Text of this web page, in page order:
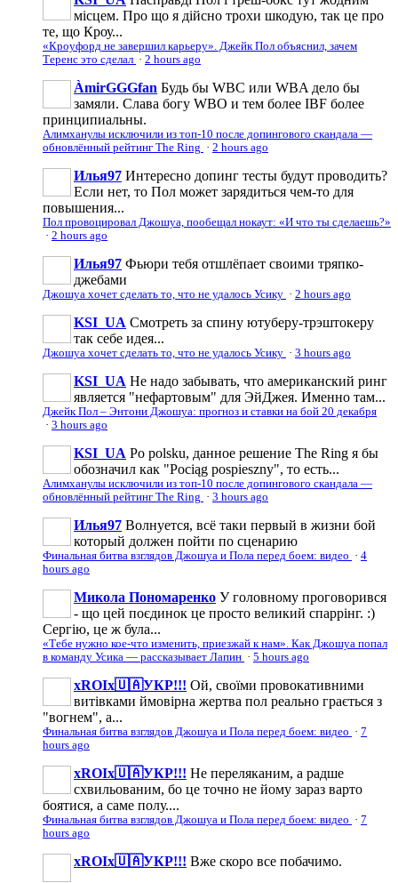
місцем. Про що я дійсно трохи шкодую, так це про
те, що Кроу...
«Кроуфорд не завершил карьеру». Джейк Пол объяснил, зачем
Теренс это сделал · 2 hours ago
ÀmirGGGfan Будь бы WBC или WBA дело бы
замяли. Слава богу WBO и тем более IBF более
принципиальны.
Алимханулы исключили из топ-10 после допингового скандала —
обновлённый рейтинг The Ring · 2 hours ago
Илья97 Интересно допинг тесты будут проводить?
Если нет, то Пол может зарядиться чем-то для
повышения...
Пол провоцировал Джошуа, пообещал нокаут: «И что ты сделаешь?»
· 2 hours ago
Илья97 Фьюри тебя отшлёпает своими тряпко-
джебами
Джошуа хочет сделать то, что не удалось Усику · 2 hours ago
KSI_UA Смотреть за спину ютуберу-трэштокеру
так себе идея...
Джошуа хочет сделать то, что не удалось Усику · 3 hours ago
KSI_UA Не надо забывать, что американский ринг
является "нефартовым" для ЭйДжея. Именно там...
Джейк Пол – Энтони Джошуа: прогноз и ставки на бой 20 декабря
· 3 hours ago
KSI_UA Po polsku, данное решение The Ring я бы
обозначил как "Pociąg pospieszny", то есть...
Алимханулы исключили из топ-10 после допингового скандала —
обновлённый рейтинг The Ring · 3 hours ago
Илья97 Волнуется, всё таки первый в жизни бой
который должен пойти по сценарию
Финальная битва взглядов Джошуа и Пола перед боем: видео · 4
hours ago
Микола Пономаренко У головному проговорився
- що цей поєдинок це просто великий спаррінг. :)
Сергію, це ж була...
«Тебе нужно кое-что изменить, приезжай к нам». Как Джошуа попал
в команду Усика — рассказывает Лапин · 5 hours ago
xROIx🇺🇦УКР!!! Ой, своїми провокативними
витівками ймовірна жертва пол реально грається з
"вогнем", а...
Финальная битва взглядов Джошуа и Пола перед боем: видео · 7
hours ago
xROIx🇺🇦УКР!!! Не переляканим, а радше
схвильованим, бо це точно не йому зараз варто
боятися, а саме полу....
Финальная битва взглядов Джошуа и Пола перед боем: видео · 7
hours ago
xROIx🇺🇦УКР!!! Вже скоро все побачимо.